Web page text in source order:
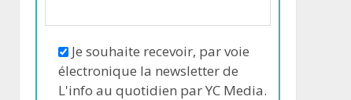
Je souhaite recevoir, par voie
électronique la newsletter de
L'info au quotidien par YC Media.